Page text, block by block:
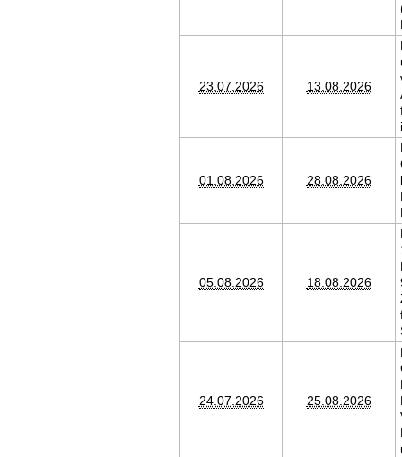
23.07.2026 13.08.2026
01.08.2026 28.08.2026
05.08.2026 18.08.2026
24.07.2026 25.08.2026